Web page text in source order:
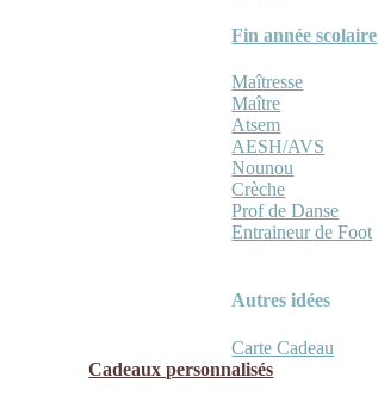
Fin année scolaire
Maîtresse
Maître
Atsem
AESH/AVS
Nounou
Crèche
Prof de Danse
Entraineur de Foot
Autres idées
Carte Cadeau
Cadeaux personnalisés